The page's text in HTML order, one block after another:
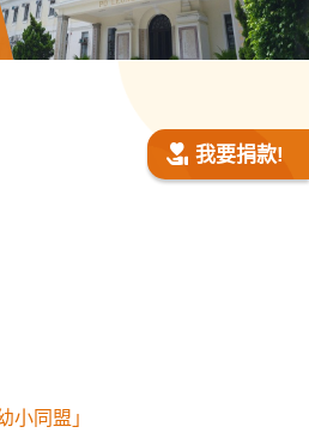
我要捐款!
小同盟」